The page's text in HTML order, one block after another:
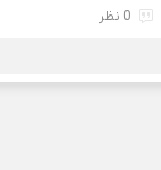
0 نظر